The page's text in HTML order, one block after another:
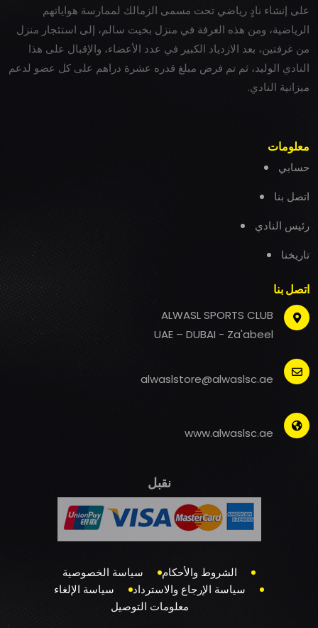
على إنشاء نادٍ رياضي تحت مسمى الزمالك لممارسة هواياتهم
الرياضية، ومن هذه الغرفة في منزل بخيت سالم، إلى استئجار منزل
من غرفتين، بعد الازدياد الكبير في عدد الأعضاء، والإقبال على هذا
النادي الوليد، ثم تم فرض مبلغ قدره عشرة دراهم على كل عضو لدعم
ميزانية النادي.
معلومات
حسابي
اتصل بنا
رئيس النادي
تاريخنا
اتصل بنا
ALWASL SPORTS CLUB
UAE – DUBAI - Za'abeel
alwaslstore@alwaslsc.ae
www.alwaslsc.ae
نقبل
الشروط والأحكام
سياسة الخصوصية
سياسة الإرجاع والاسترداد
سياسة الإلغاء
معلومات التوصيل